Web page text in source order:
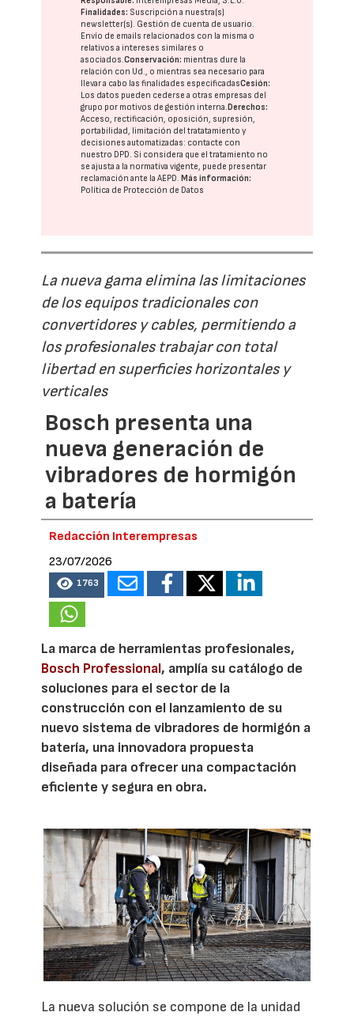
Finalidades: Suscripción a nuestra(s)
newsletter(s). Gestión de cuenta de usuario.
Envío de emails relacionados con la misma o
relativos a intereses similares o
asociados.Conservación: mientras dure la
relación con Ud., o mientras sea necesario para
llevar a cabo las finalidades especificadasCesión:
Los datos pueden cederse a otras empresas del
grupo por motivos de gestión interna. Derechos:
Acceso, rectificación, oposición, supresión,
portabilidad, limitación del tratatamiento y
decisiones automatizadas: contacte con
nuestro DPD. Si considera que el tratamiento no
se ajusta a la normativa vigente, puede presentar
reclamación ante laAEPD. Más información:
Política de Protección de Datos
La nueva gama elimina las limitaciones
de los equipos tradicionales con
convertidores y cables, permitiendo a
los profesionales trabajar con total
libertad en superficies horizontales y
verticales
Bosch presenta una
nueva generación de
vibradores de hormigón
a batería
Redacción Interempresas
23/07/2026
1763
La marca de herramientas profesionales,
Bosch Professional, amplía su catálogo de
soluciones para el sector de la
construcción con el lanzamiento de su
nuevo sistema de vibradores de hormigón a
batería, una innovadora propuesta
diseñada para ofrecer una compactación
eficiente y segura en obra.
La nueva solución se compone de la unidad